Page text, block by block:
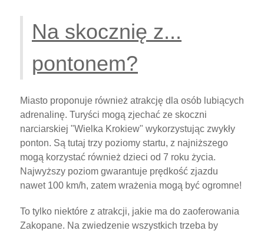
Na skocznię z...
pontonem?
Miasto proponuje również atrakcję dla osób lubiących
adrenalinę. Turyści mogą zjechać ze skoczni
narciarskiej "Wielka Krokiew" wykorzystując zwykły
ponton. Są tutaj trzy poziomy startu, z najniższego
mogą korzystać również dzieci od 7 roku życia.
Najwyższy poziom gwarantuje prędkość zjazdu
nawet 100 km/h, zatem wrażenia mogą być ogromne!
To tylko niektóre z atrakcji, jakie ma do zaoferowania
Zakopane. Na zwiedzenie wszystkich trzeba by